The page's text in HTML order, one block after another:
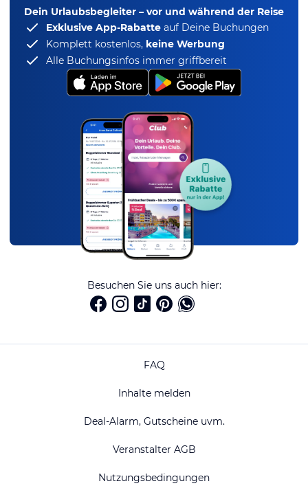
Dein Urlaubsbegleiter – vor und während der Reise
Exklusive App-Rabatte auf Deine Buchungen
Komplett kostenlos, keine Werbung
Alle Buchungsinfos immer griffbereit
Besuchen Sie uns auch hier:
FAQ
Inhalte melden
Deal-Alarm, Gutscheine uvm.
Veranstalter AGB
Nutzungsbedingungen